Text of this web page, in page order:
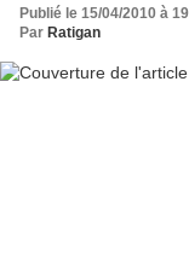
Publié le 15/04/2010 à
Par Ratigan